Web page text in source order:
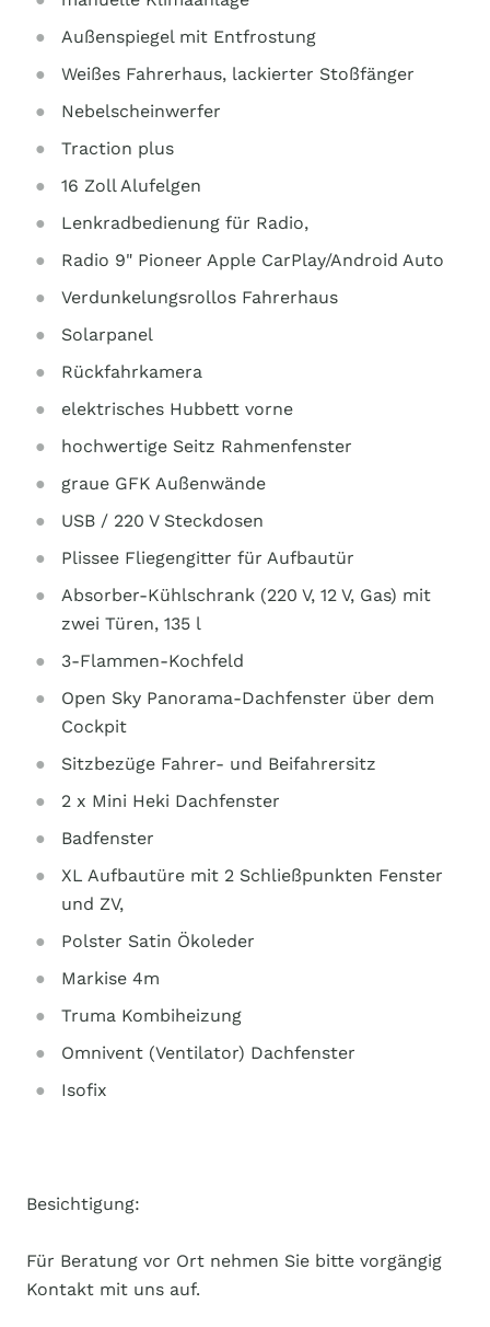
Außenspiegel mit Entfrostung
Weißes Fahrerhaus, lackierter Stoßfänger
Nebelscheinwerfer
Traction plus
16 Zoll Alufelgen
Lenkradbedienung für Radio,
Radio 9" Pioneer Apple CarPlay/Android Auto
Verdunkelungsrollos Fahrerhaus
Solarpanel
Rückfahrkamera
elektrisches Hubbett vorne
hochwertige Seitz Rahmenfenster
graue GFK Außenwände
USB / 220 V Steckdosen
Plissee Fliegengitter für Aufbautür
Absorber-Kühlschrank (220 V, 12 V, Gas) mit
zwei Türen, 135 l
3-Flammen-Kochfeld
Open Sky Panorama-Dachfenster über dem
Cockpit
Sitzbezüge Fahrer- und Beifahrersitz
2 x Mini Heki Dachfenster
Badfenster
XL Aufbautüre mit 2 Schließpunkten Fenster
und ZV,
Polster Satin Ökoleder
Markise 4m
Truma Kombiheizung
Omnivent (Ventilator) Dachfenster
Isofix
Besichtigung:
Für Beratung vor Ort nehmen Sie bitte vorgängig
Kontakt mit uns auf.